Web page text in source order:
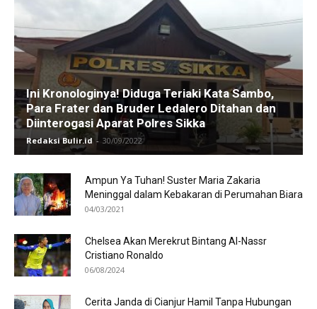
Ini Kronologinya! Diduga Teriaki Kata Sambo,
Para Frater dan Bruder Ledalero Ditahan dan
Diinterogasi Aparat Polres Sikka
Redaksi Bulir.id - 30/09/2022
Ampun Ya Tuhan! Suster Maria Zakaria
Meninggal dalam Kebakaran di Perumahan Biara
04/03/2021
Chelsea Akan Merekrut Bintang Al-Nassr
Cristiano Ronaldo
06/08/2024
Cerita Janda di Cianjur Hamil Tanpa Hubungan